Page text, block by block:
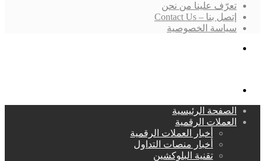
تعرّف علينا من نحن
إتصل بنا – Contact Us
سياسة الخصوصية
الصفحة الرئيسية
العملات الرقمية
أخبار العملات الرقمية
أخبار منصات التداول
تقنية البلوكشين